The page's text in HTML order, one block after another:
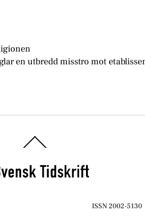
en utbredd misstro mot
To
ISSN 2002-5130